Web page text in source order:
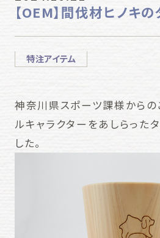
【OEM】間伐材ヒノキ
特注アイテム
神奈川県スポーツ課様からの
ルキャラクターをあしらった
した。